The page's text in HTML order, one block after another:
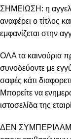
ΣΗΜΕΙΩΣΗ: η
αναφέρει ο τίτλος
εμφανίζεται στην
ΟΛΑ τα καινούρια
συνοδεύοντε με
σαφές κάτι
Μπορείτε να
ιστοσελίδα της
ΔΕΝ